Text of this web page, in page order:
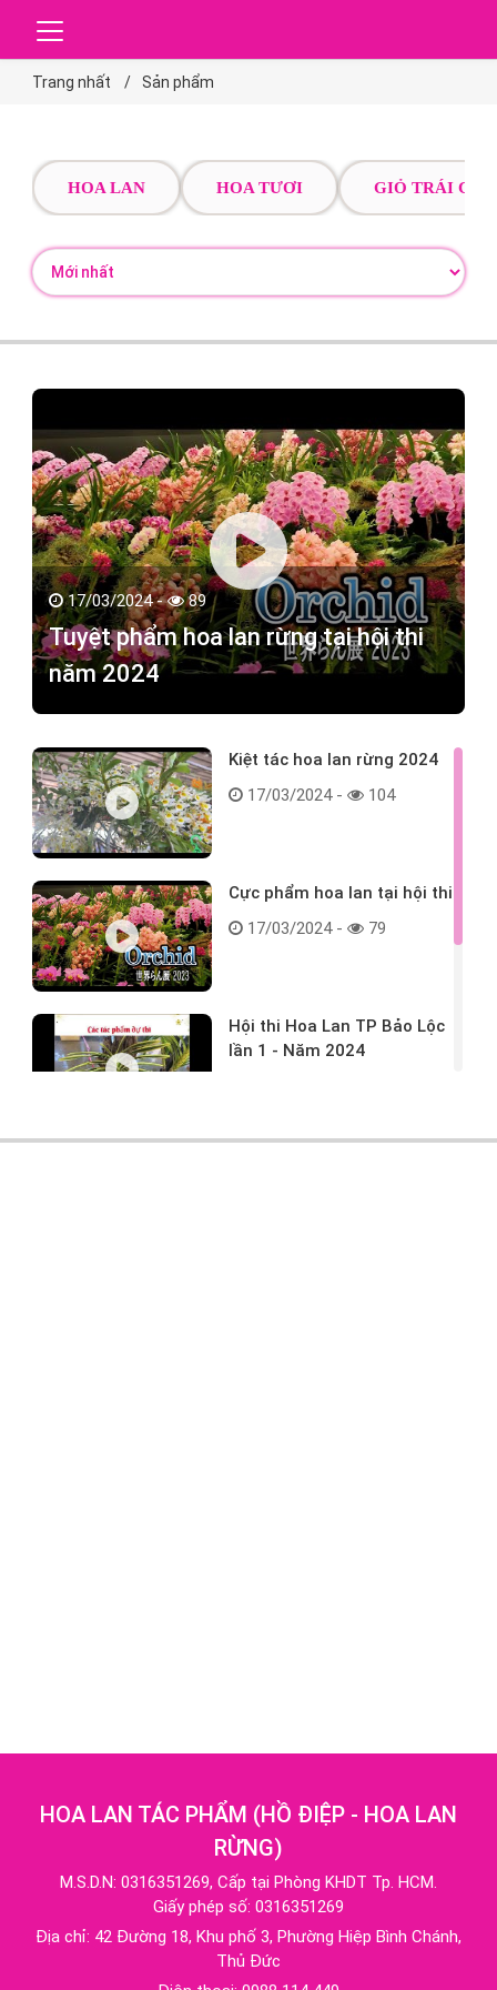
Trang nhất Sản phẩm
HOA LAN HOA TƯƠI GIỎ TRÁI CÂY
17/03/2024 - 89
Tuyệt phẩm hoa lan rừng tại hội thi
năm 2024
Kiệt tác hoa lan rừng 2024
17/03/2024 -
104
Cực phẩm hoa lan tại hội thi
17/03/2024 -
79
Hội thi Hoa Lan TP Bảo Lộc
lần 1 - Năm 2024
HOA LAN TÁC PHẨM (HỒ ĐIỆP - HOA LAN
RỪNG)
M.S.D.N: 0316351269, Cấp tại Phòng KHDT Tp. HCM.
Giấy phép số: 0316351269
Địa chỉ: 42 Đường 18, Khu phố 3, Phường Hiệp Bình Chánh,
Thủ Đức